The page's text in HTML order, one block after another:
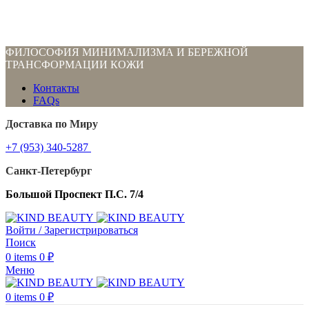
ФИЛОСОФИЯ МИНИМАЛИЗМА И БЕРЕЖНОЙ
ТРАНСФОРМАЦИИ КОЖИ
Контакты
FAQs
Доставка по Миру
+7 (953) 340-5287
Санкт-Петербург
Большой Проспект П.С. 7/4
Войти / Зарегистрироваться
Поиск
0 items 0 ₽
Меню
0 items 0 ₽